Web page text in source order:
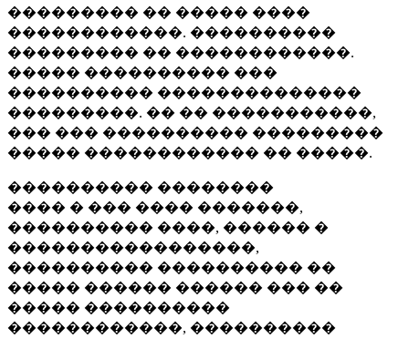
��������� �� ����� ����
������������. ����������
��������� �� ������������.
����� ���������� ���
���������� ��������������
���������. �� �� �����������,
��� ��� ���������� ���������
����� ������������ �� �����.
���������� ��������
���� � ��� ���� �������,
���������� ����, ������ �
�����������������,
���������� ���������� ��
����� ������ ������ ��� ��
����� ����������
������������, ����������